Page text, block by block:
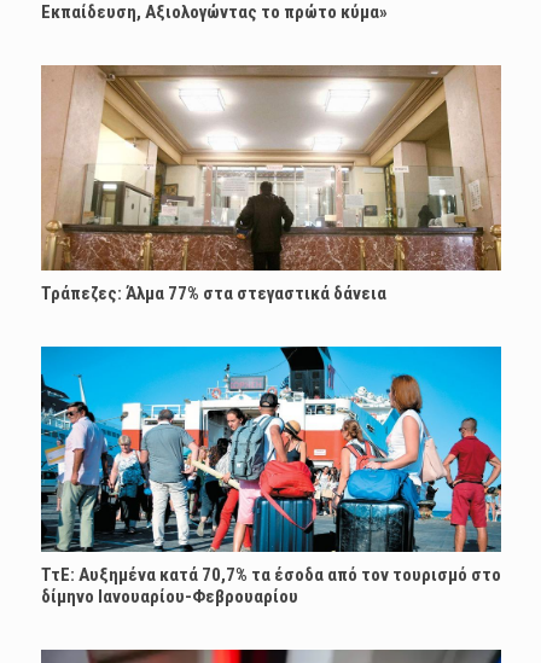
Εκπαίδευση, Αξιολογώντας το πρώτο κύμα»
Τράπεζες: Άλμα 77% στα στεγαστικά δάνεια
ΤτΕ: Αυξημένα κατά 70,7% τα έσοδα από τον τουρισμό στο
δίμηνο Ιανουαρίου-Φεβρουαρίου